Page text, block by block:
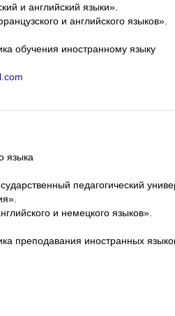
и английский языки».
и английского языков».
обучения иностранному языку
языка
педагогический
и немецкого языков».
преподавания иностранных